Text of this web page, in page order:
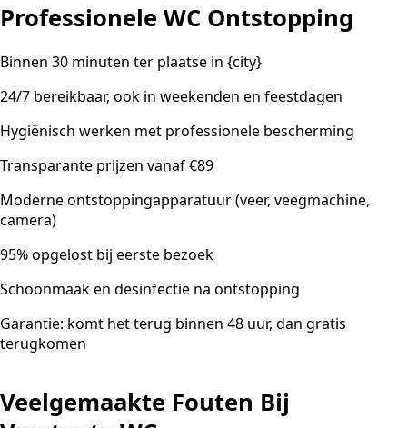
Professionele WC Ontstopping
Binnen 30 minuten ter plaatse in {city}
24/7 bereikbaar, ook in weekenden en feestdagen
Hygiënisch werken met professionele bescherming
Transparante prijzen vanaf €89
Moderne ontstoppingapparatuur (veer, veegmachine,
camera)
95% opgelost bij eerste bezoek
Schoonmaak en desinfectie na ontstopping
Garantie: komt het terug binnen 48 uur, dan gratis
terugkomen
Veelgemaakte Fouten Bij